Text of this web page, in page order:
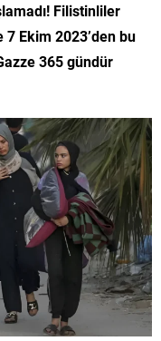
Filistinliler
7 Ekim 2023’den bu
365 gündür